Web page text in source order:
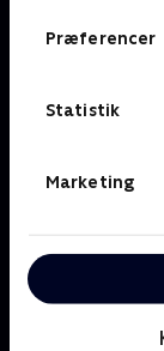
Præferencer
Statistik
Marketing